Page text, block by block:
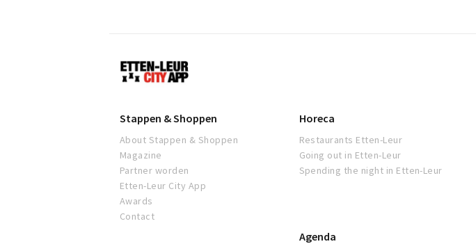
Etten-
Leur
Stappen & Shoppen
About Stappen & Shoppen
Magazine
Partner worden
Etten-Leur City App
Awards
Contact
Horeca
Restaurants Etten-Leur
Going out in Etten-Leur
Spending the night in Etten-Leur
Agenda